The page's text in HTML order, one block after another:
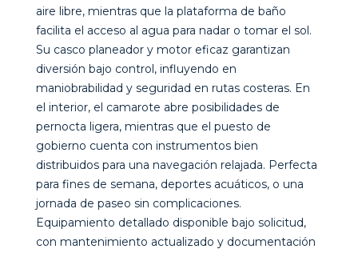
aire libre, mientras que la plataforma de baño
facilita el acceso al agua para nadar o tomar el sol.
Su casco planeador y motor eficaz garantizan
diversión bajo control, influyendo en
maniobrabilidad y seguridad en rutas costeras. En
el interior, el camarote abre posibilidades de
pernocta ligera, mientras que el puesto de
gobierno cuenta con instrumentos bien
distribuidos para una navegación relajada. Perfecta
para fines de semana, deportes acuáticos, o una
jornada de paseo sin complicaciones.
Equipamiento detallado disponible bajo solicitud,
con mantenimiento actualizado y documentación